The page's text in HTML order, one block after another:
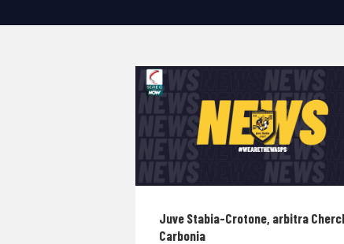
Juve Stabia-Crotone, arbitra
Carbonia